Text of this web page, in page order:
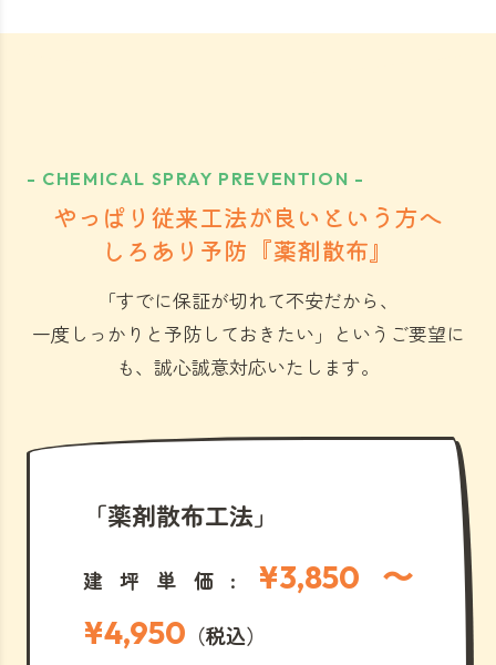
- CHEMICAL SPRAY PREVENTION -
やっぱり従来工法が良いという方へ
しろあり予防『薬剤散布』
「すでに保証が切れて不安だから、
一度しっかりと予防しておきたい」 というご要望に
も、誠心誠意対応いたします。
「薬剤散布工法」
建坪単価: ¥3,850 〜
¥4,950 （税込）